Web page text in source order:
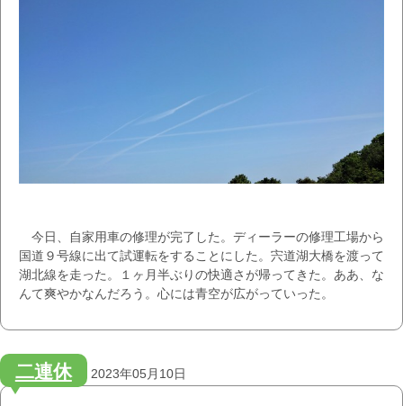
今日、自家用車の修理が完了した。ディーラーの修理工場から
国道９号線に出て試運転をすることにした。宍道湖大橋を渡って
湖北線を走った。１ヶ月半ぶりの快適さが帰ってきた。ああ、な
んて爽やかなんだろう。心には青空が広がっていった。
二連休 2023年05月10日